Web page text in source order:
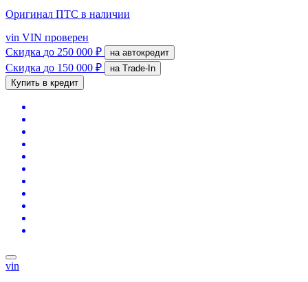
Оригинал ПТС в наличии
vin VIN проверен
Скидка до 250 000 ₽ на автокредит
Скидка до 150 000 ₽
на Trade-In
Купить в кредит
vin